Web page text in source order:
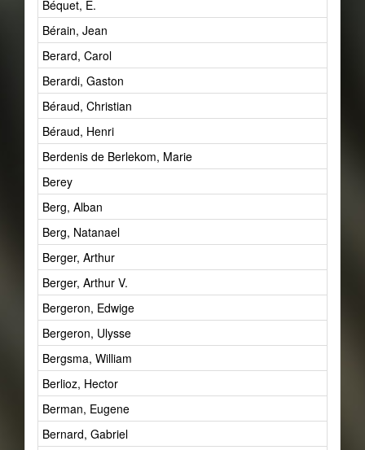
Béquet, E.
Bérain, Jean
Berard, Carol
Berardi, Gaston
Béraud, Christian
Béraud, Henri
Berdenis de Berlekom, Marie
Berey
Berg, Alban
Berg, Natanael
Berger, Arthur
Berger, Arthur V.
Bergeron, Edwige
Bergeron, Ulysse
Bergsma, William
Berlioz, Hector
Berman, Eugene
Bernard, Gabriel